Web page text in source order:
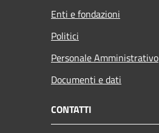
Enti e fondazioni
Politici
Personale Amministrativo
Documenti e dati
CONTATTI